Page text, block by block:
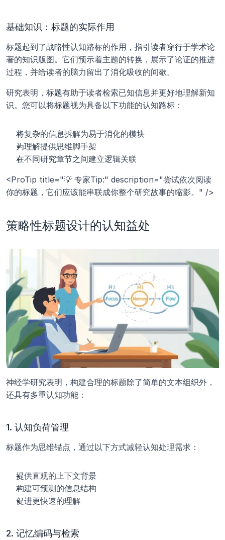
基础知识：标题的实际作用
标题起到了战略性认知路标的作用，指引读者穿行于学术论
著的知识版图。它们预示着主题的转换，展示了论证的推进
过程，并给读者的脑力留出了消化吸收的间歇。
研究表明，标题有助于读者检索已知信息并更好地理解新知
识。您可以将标题视为具备以下功能的认知路标：
将复杂的信息拆解为易于消化的模块
为理解提供思维脚手架
在不同研究章节之间建立逻辑关联
<ProTip title="💡 专家Tip:" description="尝试依次阅读
你的标题，它们应该能串联成你整个研究故事的缩影。" />
策略性标题设计的认知益处
神经学研究表明，构建合理的标题除了简单的文本组织外，
还具有多重认知功能：
1. 认知负荷管理
标题作为思维锚点，通过以下方式减轻认知处理需求：
提供直观的上下文背景
构建可预测的信息结构
促进更快速的理解
2. 记忆编码与检索